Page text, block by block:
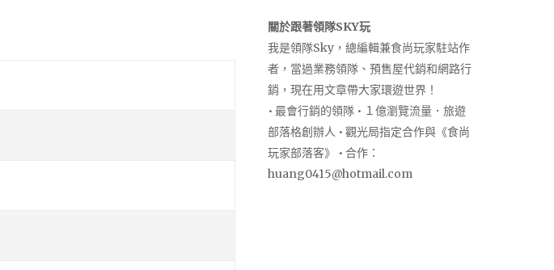
關於跟著領隊SKY玩
我是領隊Sky，總編輯兼食尚玩家駐站作
者，當過業務領隊、預售屋代銷和網路行
銷，現在用文章帶大家環遊世界！
• 最會行銷的領隊 • １億瀏覽流量．旅遊
部落格創辦人 • 觀光局指定合作與《食尚
玩家部落客》 • 合作：
huang0415@hotmail.com